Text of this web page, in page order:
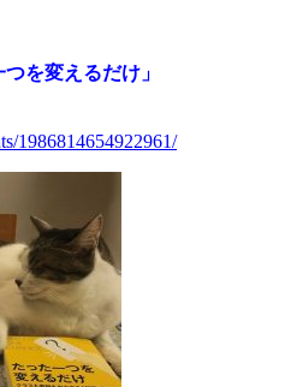
を変えるだけ」
1986814654922961/